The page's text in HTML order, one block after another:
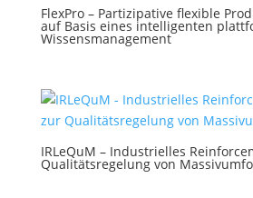
FlexPro – Partizipative flexible
auf Basis eines intelligenten
Wissensmanagement
IRLeQuM – Industrielles
Qualitätsregelung von